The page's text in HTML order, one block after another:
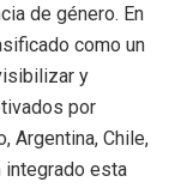
de género. En
como un
y
por
Argentina, Chile,
integrado esta